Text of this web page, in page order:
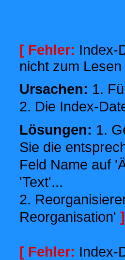
[ Fehler: Index-
nicht zum
Ursachen: 1.
2. Die Index-
Lösungen: 1.
Sie die
Feld Name auf
'Text'...
2.
Reorganisation' ]
[ Fehler: Index-